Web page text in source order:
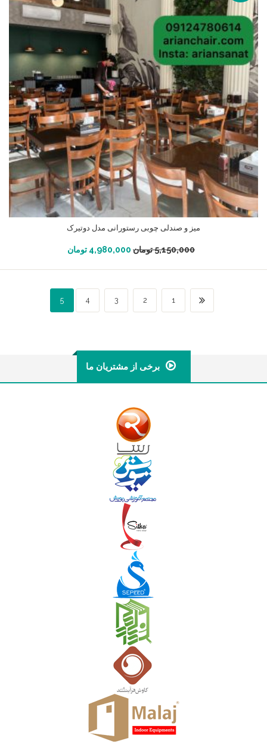
میز و صندلی چوبی رستورانی مدل دوتیرک
5,150,000تومان 4,980,000 تومان افزودن به سبد خرید
1
2
3
4
5
برخی از مشتریان ما